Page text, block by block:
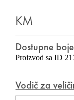
KM
Dostupne boje
Proizvod sa ID
Vodič za